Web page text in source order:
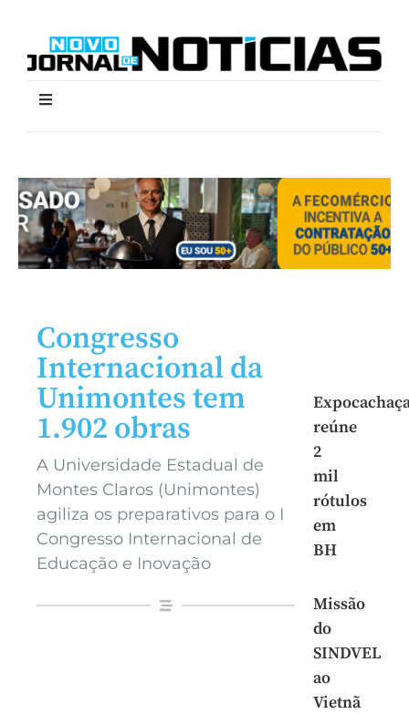
Congresso
Internacional da
Unimontes tem
1.902 obras
A Universidade Estadual de
Montes Claros (Unimontes)
agiliza os preparativos para o I
Congresso Internacional de
Educação e Inovação
reúne
2
mil
rótulos
em
BH
Missão
do
SINDVEL
ao
Vietnã